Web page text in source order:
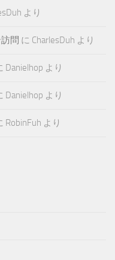
より
問 に CharlesDuh より
Danielhop より
Danielhop より
RobinFuh より